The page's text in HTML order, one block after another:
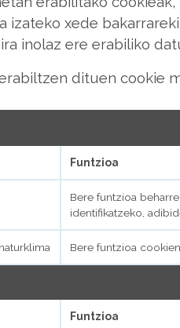
izateko xede
inolaz ere erabiliko
dituen cookie
Funtzioa
Bere funtzioa
identifikatzeko,
Bere funtzioa
Funtzioa